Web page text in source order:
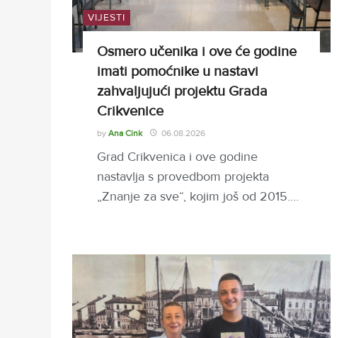
VIJESTI
Osmero učenika i ove će godine
imati pomoćnike u nastavi
zahvaljujući projektu Grada
Crikvenice
by Ana Cink 06.08.2026
Grad Crikvenica i ove godine
nastavlja s provedbom projekta
„Znanje za sve“, kojim još od 2015.…